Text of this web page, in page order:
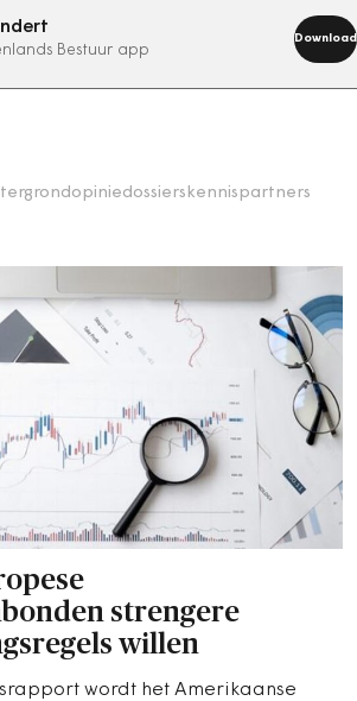
Bestuur app
Download
abonneer nu
opiniedossiers kennispartners
strengere
willen
wordt het Amerikaanse